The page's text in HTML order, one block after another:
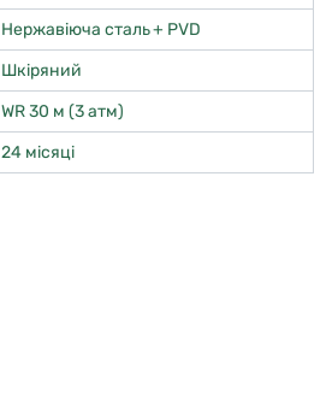
Нержавіюча сталь + PVD
Шкіряний
WR 30 м (3 атм)
24 місяці